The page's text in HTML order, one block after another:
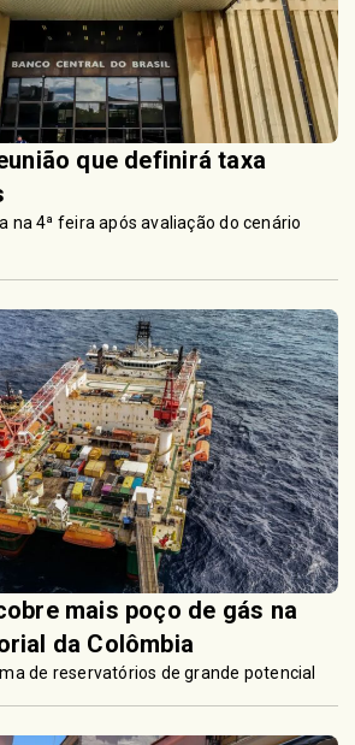
que definirá taxa
na 4ª feira após avaliação do cenário
mais poço de gás na
da Colômbia
de reservatórios de grande potencial